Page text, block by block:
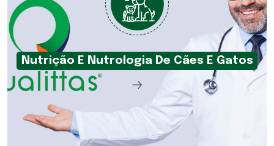
Nutrição E Nutrologia De Cães E Gatos